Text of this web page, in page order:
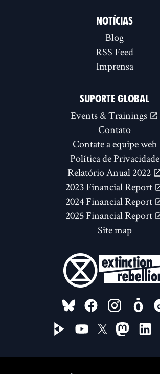
NOTÍCIAS
Blog
RSS Feed
Imprensa
SUPORTE GLOBAL
Events & Trainings
Contato
Contate a equipe web
Política de Privacidade
Relatório Anual 2022
2023 Financial Report
2024 Financial Report
2025 Financial Report
Site map
FOLLOW US ON